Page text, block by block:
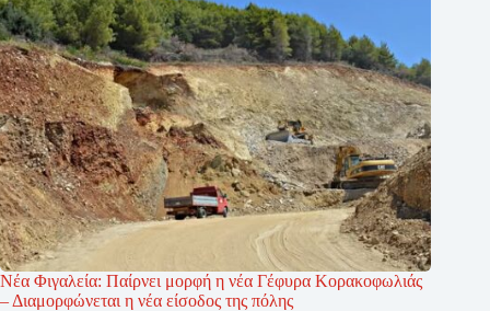
Νέα Φιγαλεία: Παίρνει μορφή η νέα Γέφυρα Κορακοφωλιάς
– Διαμορφώνεται η νέα είσοδος της πόλης